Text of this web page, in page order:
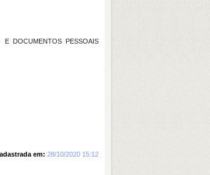
DOCUMENTOS PESSOAIS
em: 28/10/2020 15:12